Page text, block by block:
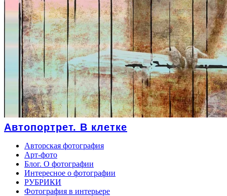
Автопортрет. В клетке
Авторская фотография
Арт-фото
Блог. О фотографии
Интересное о фотографии
РУБРИКИ
Фотография в интерьере